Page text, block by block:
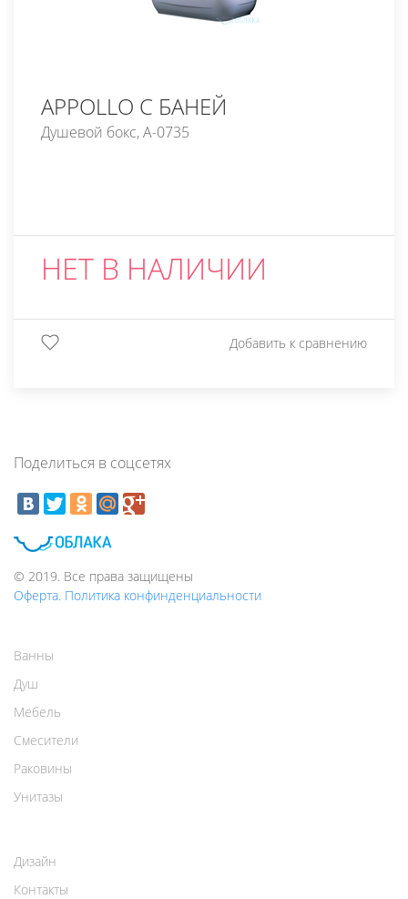
APPOLLO С БАНЕЙ
Душевой бокс, A-0735
НЕТ В НАЛИЧИИ
Добавить к сравнению
Поделиться в соцсетях
© 2019. Все права защищены
Оферта. Политика конфинденциальности
Ванны
Душ
Мебель
Смесители
Раковины
Унитазы
Дизайн
Контакты